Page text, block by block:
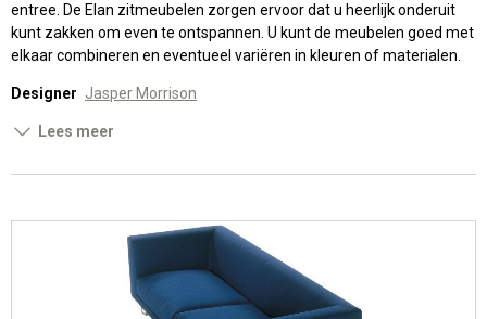
entree. De Elan zitmeubelen zorgen ervoor dat u heerlijk onderuit
kunt zakken om even te ontspannen. U kunt de meubelen goed met
elkaar combineren en eventueel variëren in kleuren of materialen.
Designer Jasper Morrison
Lees meer